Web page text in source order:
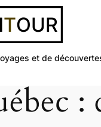
et de
: